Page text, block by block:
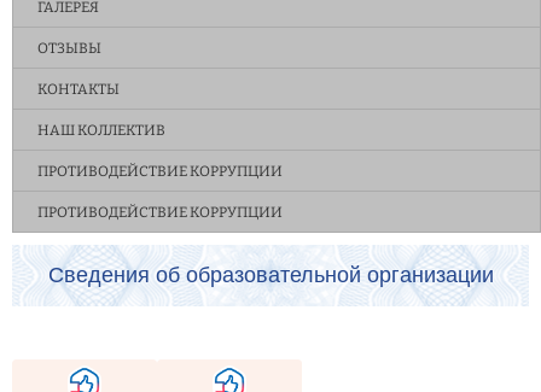
ГАЛЕРЕЯ
ОТЗЫВЫ
КОНТАКТЫ
НАШ КОЛЛЕКТИВ
ПРОТИВОДЕЙСТВИЕ КОРРУПЦИИ
ПРОТИВОДЕЙСТВИЕ КОРРУПЦИИ
Сведения об образовательной организации